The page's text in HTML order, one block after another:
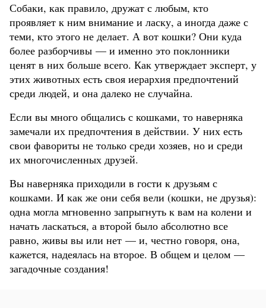
Собаки, как правило, дружат с любым, кто
проявляет к ним внимание и ласку, а иногда даже с
теми, кто этого не делает. А вот кошки? Они куда
более разборчивы — и именно это поклонники
ценят в них больше всего. Как утверждает эксперт, у
этих животных есть своя иерархия предпочтений
среди людей, и она далеко не случайна.
Если вы много общались с кошками, то наверняка
замечали их предпочтения в действии. У них есть
свои фавориты не только среди хозяев, но и среди
их многочисленных друзей.
Вы наверняка приходили в гости к друзьям с
кошками. И как же они себя вели (кошки, не друзья):
одна могла мгновенно запрыгнуть к вам на колени и
начать ласкаться, а второй было абсолютно все
равно, живы вы или нет — и, честно говоря, она,
кажется, надеялась на второе. В общем и целом —
загадочные создания!